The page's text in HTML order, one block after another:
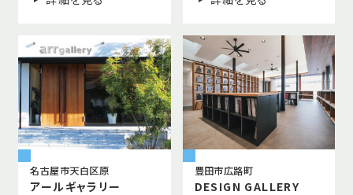
名古屋市天白区原
アールギャラリー
豊田市広路町
DESIGN GALLERY